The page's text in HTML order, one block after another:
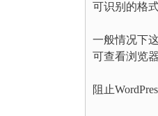
可识别的格式
一般情况下
可查看浏览
阻止